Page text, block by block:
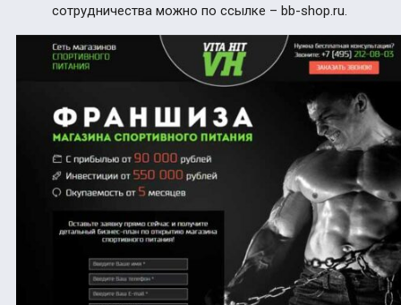
сотрудничества можно по ссылке – bb-shop.ru.